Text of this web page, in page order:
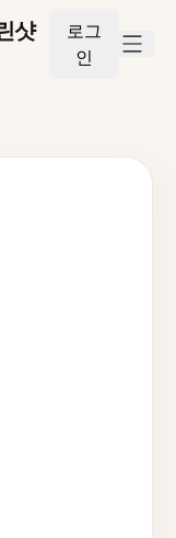
샷
로그
인